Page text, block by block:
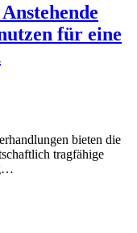
für eine
bieten die
tragfähige